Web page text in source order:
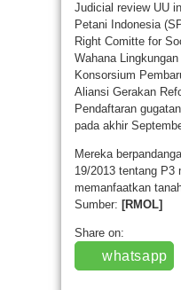
Judicial review UU
Petani Indonesia
Right Comitte for
Wahana
Konsorsium
Aliansi Gerakan
Pendaftaran
pada akhir
Mereka
19/2013 tentang P3
memanfaatkan
Sumber: [RMOL]
Share on:
whatsapp